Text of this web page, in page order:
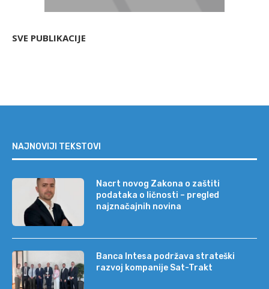
SVE PUBLIKACIJE
NAJNOVIJI TEKSTOVI
Nacrt novog Zakona o zaštiti
podataka o ličnosti – pregled
najznačajnih novina
Banca Intesa podržava strateški
razvoj kompanije Sat-Trakt